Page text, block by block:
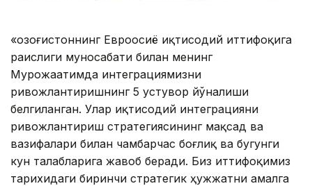
«Қозоғистоннинг Евроосиё иқтисодий иттифоқига
раислиги муносабати билан менинг
Мурожаатимда интеграциямизни
ривожлантиришнинг 5 устувор йўналиши
белгиланган. Улар иқтисодий интеграцияни
ривожлантириш стратегиясининг мақсад ва
вазифалари билан чамбарчас боғлиқ ва бугунги
кун талабларига жавоб беради. Биз иттифоқимиз
тарихидаги биринчи стратегик ҳужжатни амалга